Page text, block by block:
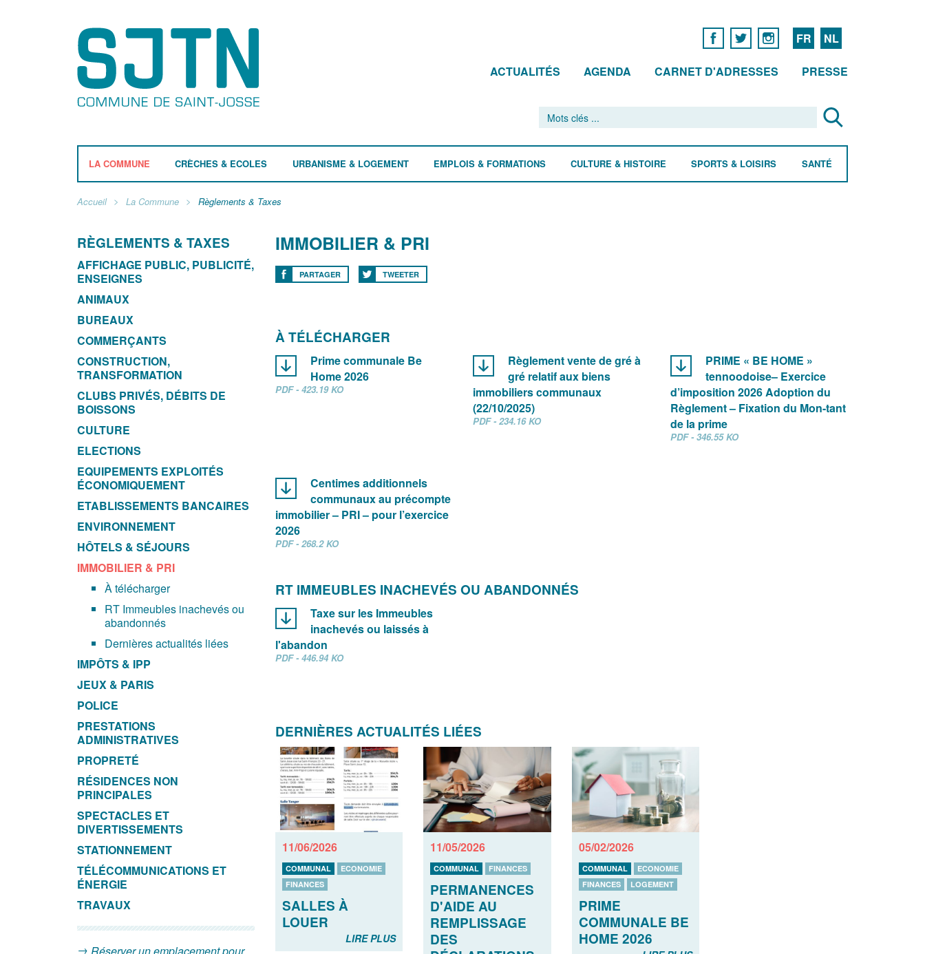
FR NL
ACTUALITÉS AGENDA CARNET D'ADRESSES PRESSE
LA COMMUNE CRÈCHES & ECOLES URBANISME & LOGEMENT EMPLOIS & FORMATIONS CULTURE & HISTOIRE SPORTS & LOISIRS SANTÉ
Accueil La Commune Règlements & Taxes
RÈGLEMENTS & TAXES
AFFICHAGE PUBLIC, PUBLICITÉ,
ENSEIGNES
ANIMAUX
BUREAUX
COMMERÇANTS
CONSTRUCTION,
TRANSFORMATION
CLUBS PRIVÉS, DÉBITS DE
BOISSONS
CULTURE
ELECTIONS
EQUIPEMENTS EXPLOITÉS
ÉCONOMIQUEMENT
ETABLISSEMENTS BANCAIRES
ENVIRONNEMENT
HÔTELS & SÉJOURS
IMMOBILIER & PRI
À télécharger
RT Immeubles inachevés ou
abandonnés
Dernières actualités liées
IMPÔTS & IPP
JEUX & PARIS
POLICE
PRESTATIONS
ADMINISTRATIVES
PROPRETÉ
RÉSIDENCES NON
PRINCIPALES
SPECTACLES ET
DIVERTISSEMENTS
STATIONNEMENT
TÉLÉCOMMUNICATIONS ET
ÉNERGIE
TRAVAUX
IMMOBILIER & PRI
PARTAGER TWEETER
À TÉLÉCHARGER
Prime communale Be
Home 2026
PDF - 423.19 KO
Règlement vente de gré à
gré relatif aux biens
immobiliers communaux
(22/10/2025)
PDF - 234.16 KO
PRIME « BE HOME »
tennoodoise– Exercice
d’imposition 2026 Adoption du
Règlement – Fixation du Mon-tant
de la prime
PDF - 346.55 KO
Centimes additionnels
communaux au précompte
immobilier – PRI – pour l’exercice
2026
PDF - 268.2 KO
RT IMMEUBLES INACHEVÉS OU ABANDONNÉS
Taxe sur les Immeubles
inachevés ou laissés à
l'abandon
PDF - 446.94 KO
DERNIÈRES ACTUALITÉS LIÉES
11/06/2026
COMMUNAL
ECONOMIE
FINANCES
SALLES À
LOUER
LIRE PLUS
11/05/2026
COMMUNAL FINANCES
PERMANENCES
D'AIDE AU
REMPLISSAGE
DES
05/02/2026
COMMUNAL
ECONOMIE
FINANCES
LOGEMENT
PRIME
COMMUNALE BE
HOME 2026